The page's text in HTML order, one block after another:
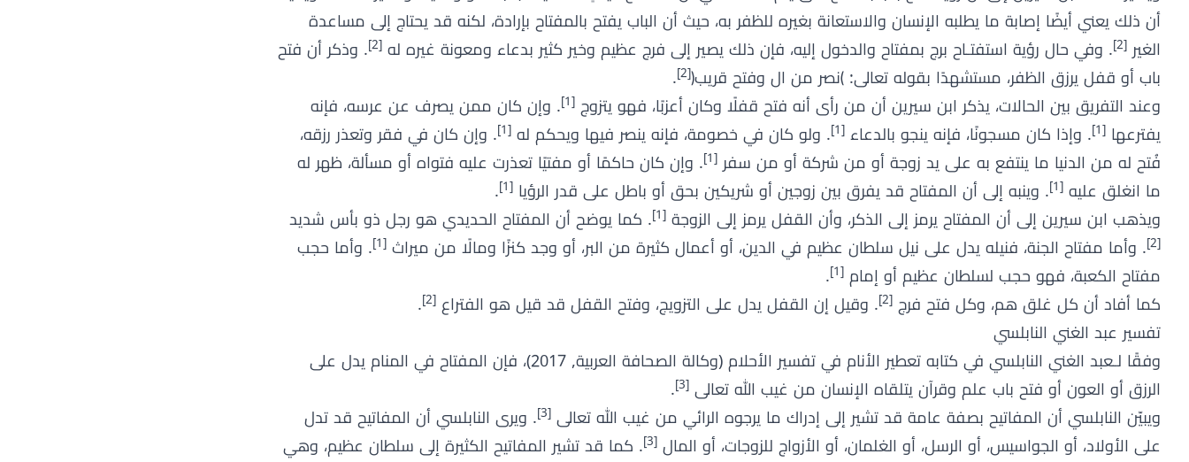
أن ذلك يعني أيضًا إصابة ما يطلبه الإنسان والاستعانة بغيره للظفر به، حيث أن الباب يفتح بالمفتاح بإرادة، لكنه قد يحتاج إلى مساعدة
الغير [2] . وفي حال رؤية استفتـاح برج بمفتاح والدخول إليه، فإن ذلك يصير إلى فرج عظيم وخير كثير بدعاء ومعونة غيره له [2] . وذكر أن فتح
باب أو قفل يرزق الظفر، مستشهدًا بقوله تعالى: ﴾نصر من ال وفتح قريب﴿[2]
.
وعند التفريق بين الحالات، يذكر ابن سيرين أن من رأى أنه فتح قفلًا وكان أعزبًا، فهو يتزوج [1] . وإن كان ممن يصرف عن عرسه، فإنه
يفترعها [1] . وإذا كان مسجونًا، فإنه ينجو بالدعاء [1] . ولو كان في خصومة، فإنه ينصر فيها ويحكم له [1] . وإن كان في فقر وتعذر رزقه،
فُتح له من الدنيا ما ينتفع به على يد زوجة أو من شركة أو من سفر [1] . وإن كان حاكمًا أو مفتيًا تعذرت عليه فتواه أو مسألة، ظهر له
ما انغلق عليه [1] . وينبه إلى أن المفتاح قد يفرق بين زوجين أو شريكين بحق أو باطل على قدر الرؤيا [1]
.
ويذهب ابن سيرين إلى أن المفتاح يرمز إلى الذكر، وأن القفل يرمز إلى الزوجة [1] . كما يوضح أن المفتاح الحديدي هو رجل ذو بأس شديد
[2] . وأما مفتاح الجنة، فنيله يدل على نيل سلطان عظيم في الدين، أو أعمال كثيرة من البر، أو وجد كنزًا ومالًا من ميراث [1] . وأما حجب
مفتاح الكعبة، فهو حجب لسلطان عظيم أو إمام [1]
.
كما أفاد أن كل غلق هم، وكل فتح فرج [2] . وقيل إن القفل يدل على التزويج، وفتح القفل قد قيل هو الفتراع [2]
.
تفسير عبد الغني النابلسي
وفقًا لـعبد الغني النابلسي في كتابه تعطير الأنام في تفسير الأحلام (وكالة الصحافة العربية, 2017)، فإن المفتاح في المنام يدل على
الرزق أو العون أو فتح باب علم وقرآن يتلقاه الإنسان من غيب الله تعالى [3]
.
ويبيّن النابلسي أن المفاتيح بصفة عامة قد تشير إلى إدراك ما يرجوه الرائي من غيب الله تعالى [3] . ويرى النابلسي أن المفاتيح قد تدل
على الأولاد، أو الجواسيس، أو الرسل، أو الغلمان، أو الأزواج للزوجات، أو المال [3] . كما قد تشير المفاتيح الكثيرة إلى سلطان عظيم، وهي